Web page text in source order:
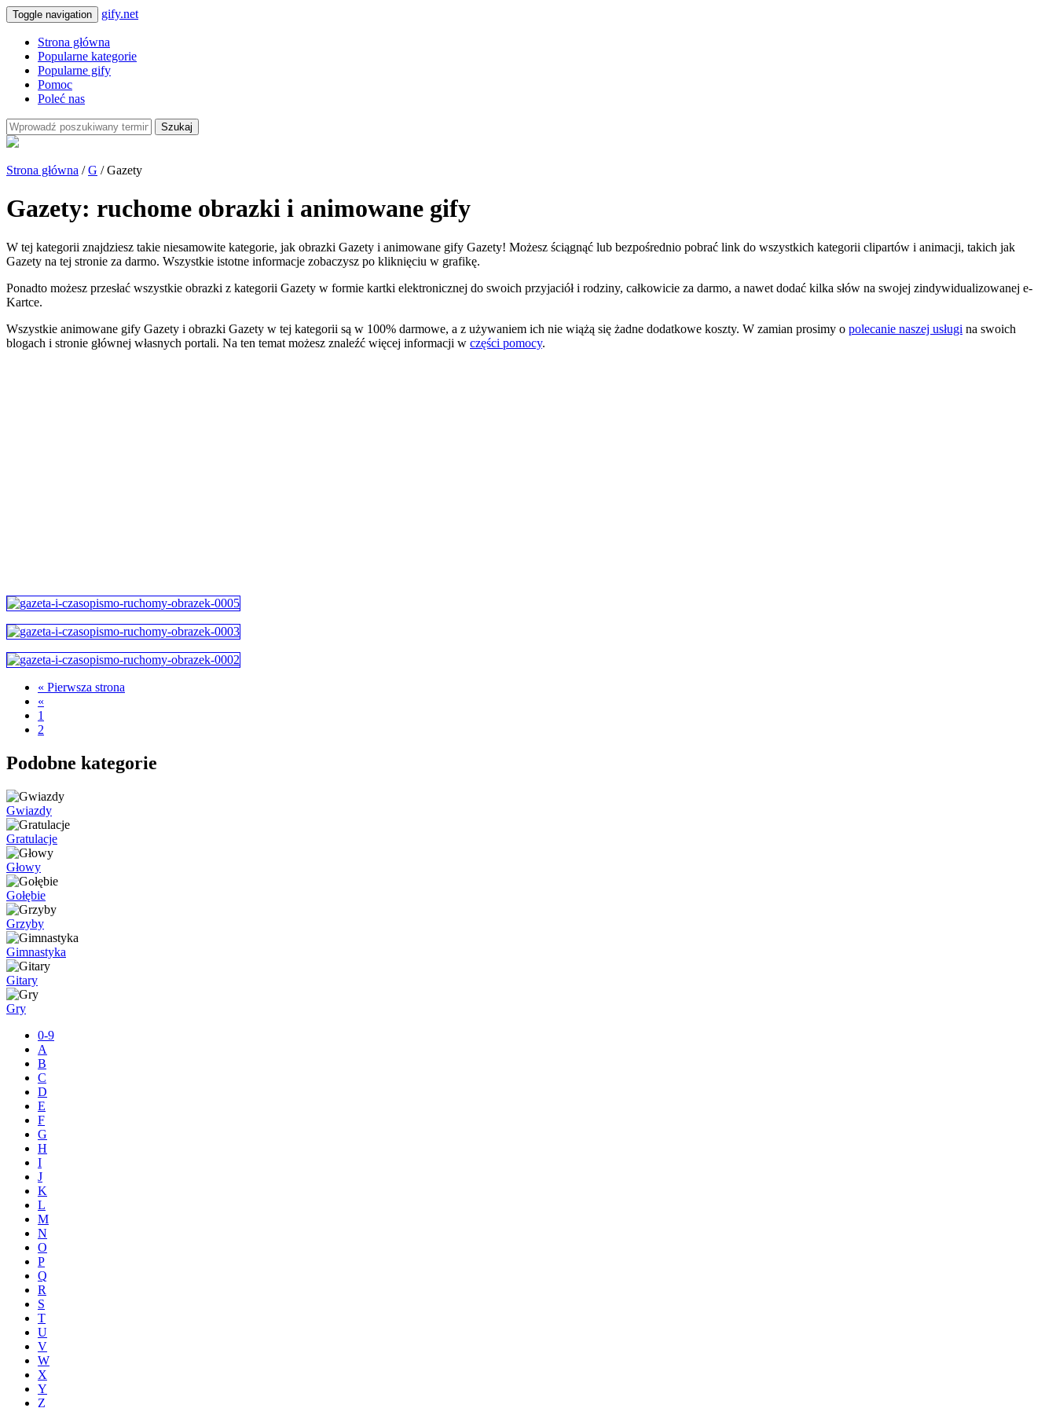
Toggle navigation gify.net
Strona główna
Popularne kategorie
Popularne gify
Pomoc
Poleć nas
Szukaj
Strona główna /G / Gazety
Gazety: ruchome obrazki i animowane gify
W tej kategorii znajdziesz takie niesamowite kategorie, jak obrazki Gazety i animowane gify Gazety! Możesz ściągnąć lub bezpośrednio pobrać link do wszystkich kategorii clipartów i animacji, takich jak
Gazety na tej stronie za darmo. Wszystkie istotne informacje zobaczysz po kliknięciu w grafikę.
Ponadto możesz przesłać wszystkie obrazki z kategorii Gazety w formie kartki elektronicznej do swoich przyjaciół i rodziny, całkowicie za darmo, a nawet dodać kilka słów na swojej zindywidualizowanej e-
Kartce.
Wszystkie animowane gify Gazety i obrazki Gazety w tej kategorii są w 100% darmowe, a z używaniem ich nie wiążą się żadne dodatkowe koszty. W zamian prosimy o polecanie naszej usługi na swoich
blogach i stronie głównej własnych portali. Na ten temat możesz znaleźć więcej informacji w części pomocy.
« Pierwsza strona
«
1
2
Podobne kategorie
Gwiazdy
Gratulacje
Głowy
Gołębie
Grzyby
Gimnastyka
Gitary
Gry
0-9
A
B
C
D
E
F
G
H
I
J
K
L
M
N
O
P
Q
R
S
T
U
V
W
X
Y
Z